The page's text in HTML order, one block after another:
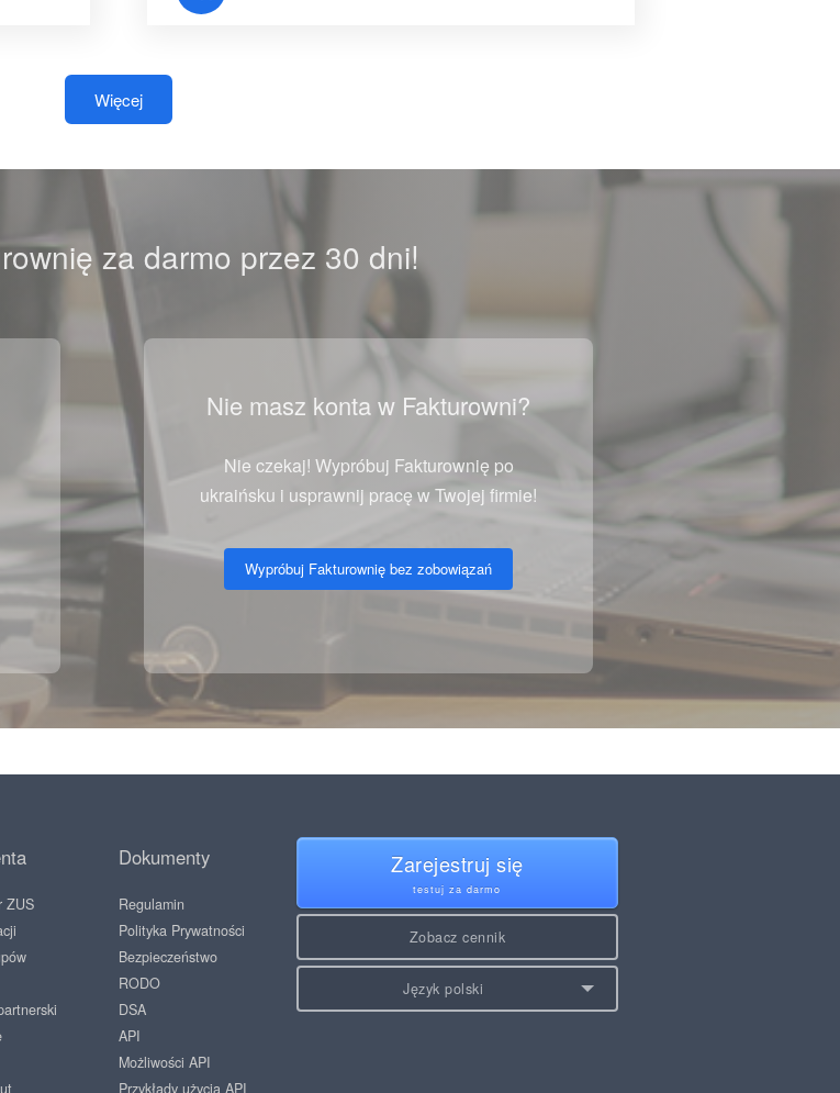
Więcej
za darmo przez 30 dni!
Nie masz konta w Fakturowni?
Nie czekaj! Wypróbuj Fakturownię po
ukraińsku i usprawnij pracę w Twojej firmie!
Wypróbuj Fakturownię bez zobowiązań
ZUS
Dokumenty
Regulamin
Polityka Prywatności
Bezpieczeństwo
RODO
DSA
API
Możliwości API
Przykłady użycia API
Zarejestruj się
testuj za darmo
Zobacz cennik
Język polski